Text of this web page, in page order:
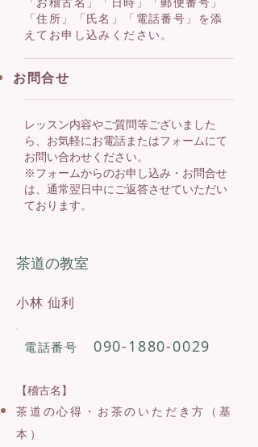
「住所」「氏名」「電話番号」 を添
えてお申し込みください。
お問合せ
レッスン内容やご質問等ございました
ら、お気軽にお電話またはフォームにて
お問い合わせください。
※フォームからのお申し込み・お問合せ
は、通常翌日中にご返答させていただい
ております。
茶道の教室
小林 仙利
電話番号 090-1880-0029
【稽古名】
茶道の心得・お茶のいただき方（基
本）